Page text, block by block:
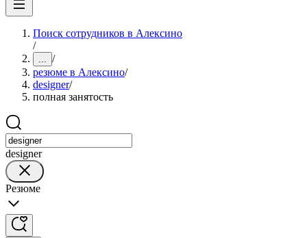
Поиск сотрудников в Алексино
/
... /
резюме в Алексино/
designer/
полная занятость
designer
Резюме